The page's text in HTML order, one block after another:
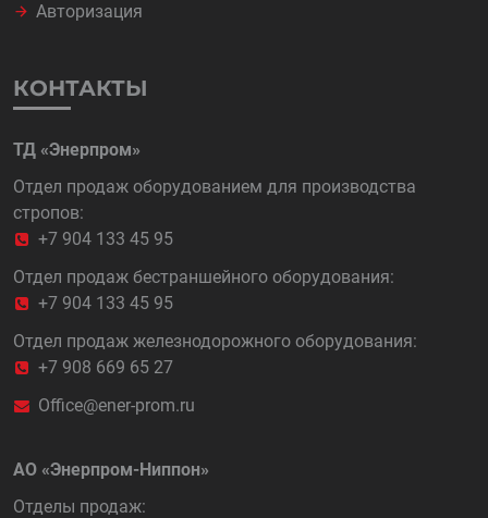
Авторизация
КОНТАКТЫ
ТД «Энерпром»
Отдел продаж оборудованием для производства
стропов:
+7 904 133 45 95
Отдел продаж бестраншейного оборудования:
+7 904 133 45 95
Отдел продаж железнодорожного оборудования:
+7 908 669 65 27
Office@ener-prom.ru
АО «Энерпром-Ниппон»
Отделы продаж: